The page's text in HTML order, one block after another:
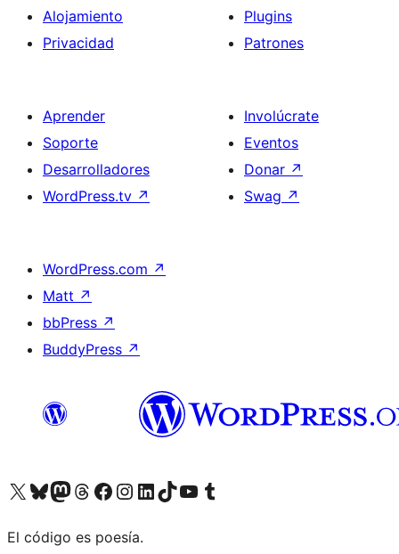
Alojamiento
Privacidad
Plugins
Patrones
Aprender
Soporte
Desarrolladores
WordPress.tv ↗
Involúcrate
Eventos
Donar ↗
Swag ↗
WordPress.com ↗
Matt ↗
bbPress ↗
BuddyPress ↗
Visita nuestra cuenta de X (anteriormente Twitter)
Visita nuestra cuenta de Bluesky
Visita nuestra cuenta de Mastodon
Visita nuestra cuenta de Threads
Visita nuestra página de Facebook
Visita nuestra cuenta de Instagram
Visita nuestra cuenta de LinkedIn
Visita nuestra cuenta de TikTok
Visita nuestro canal de YouTube
Visita nuestra cuenta de Tumblr
El código es poesía.